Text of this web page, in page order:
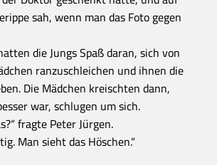
sah, wenn man das Foto gegen
die Jungs Spaß daran, sich von
ranzuschleichen und ihnen die
Die Mädchen kreischten dann,
war, schlugen um sich.
fragte Peter Jürgen.
Man sieht das Höschen.“